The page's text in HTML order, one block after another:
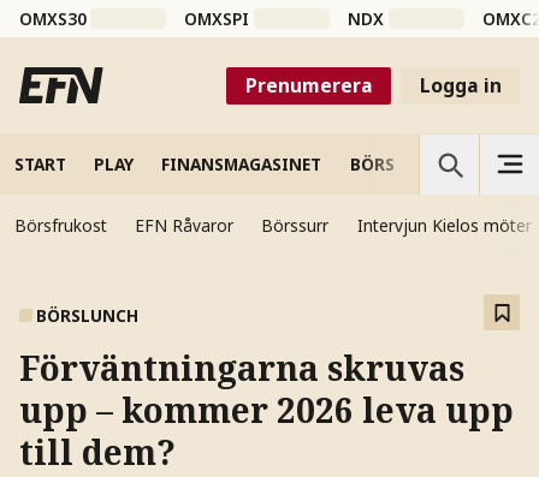
OMXS30 OMXSPI NDX
Prenumerera Logga in
START PLAY FINANSMAGASINET BÖRS VETENSKAP
Börsfrukost EFN Råvaror Börssurr Intervjun Kielos möter
BÖRSLUNCH
Förväntningarna skruvas
upp – kommer 2026 leva upp
till dem?